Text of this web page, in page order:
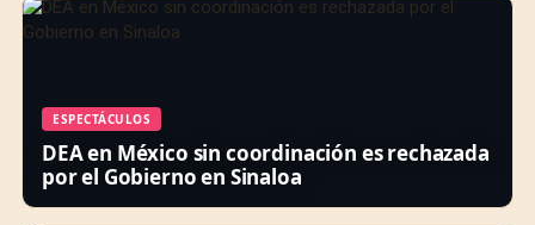
ESPECTÁCULOS
DEA en México sin coordinación es rechazada
por el Gobierno en Sinaloa